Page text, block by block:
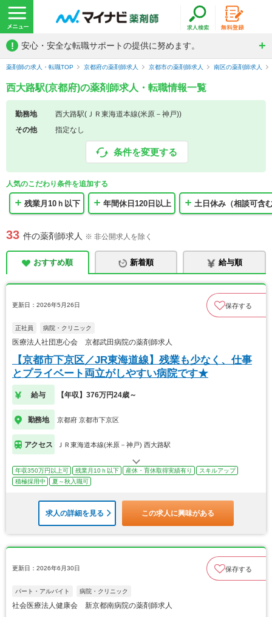
! 安心・安全な転職サポートの提供に努めます。
薬剤師の求人・転職TOP 京都府の薬剤師求人 京都市の薬剤師求人 南区の薬剤師求人
西大路駅(京都府)の薬剤師求人・転職情報一覧
勤務地
西大路駅(ＪＲ東海道本線(米原－神戸))
その他
指定なし
条件を変更する
人気のこだわり条件を追加する
残業月10ｈ以下 年間休日120日以上 土日休み（相談可含
33 件の薬剤師求人 ※ 非公開求人を除く
おすすめ順 新着順 給与順
更新日：2026年5月26日 保存する
正社員 病院・クリニック
医療法人社団恵心会 京都武田病院の薬剤師求人
【京都市下京区／JR東海道線】残業も少なく、仕事
とプライベート両立がしやすい病院です★
給与 【年収】376万円24歳～
勤務地 京都府 京都市下京区
アクセス ＪＲ東海道本線(米原－神戸) 西大路駅
年収350万円以上可 残業月10ｈ以下 産休・育休取得実績有り
スキルアップ
積極採用中
夏～秋入職可
求人の詳細を見る この求人に興味がある
更新日：2026年6月30日 保存する
パート・アルバイト 病院・クリニック
社会医療法人健康会 新京都南病院の薬剤師求人